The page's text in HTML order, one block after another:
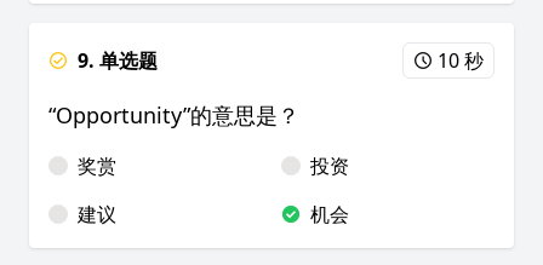
9. 单选题 10 秒
“Opportunity”的意思是？
奖赏
投资
建议
机会